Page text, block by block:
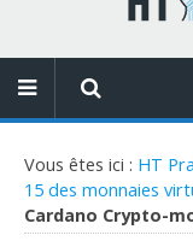
Vous êtes ici : HT
15 des monnaies
Cardano Crypto-